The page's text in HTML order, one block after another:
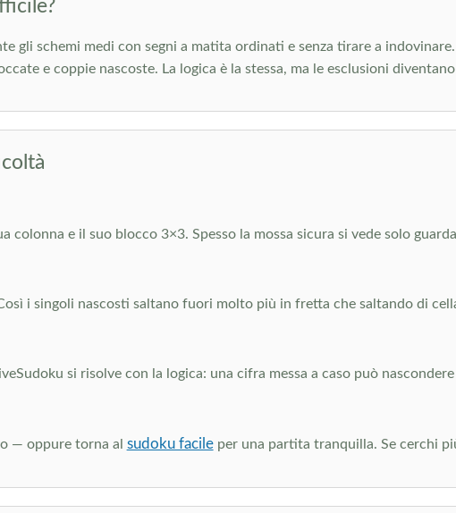
gli schemi medi con segni a matita ordinati e senza tirare a
e coppie nascoste. La logica è la stessa, ma le esclusioni
colonna e il suo blocco 3×3. Spesso la mossa sicura si vede solo
i singoli nascosti saltano fuori molto più in fretta che saltando di
si risolve con la logica: una cifra messa a caso può
— oppure torna al sudoku facileper una partita tranquilla. Se cerchi